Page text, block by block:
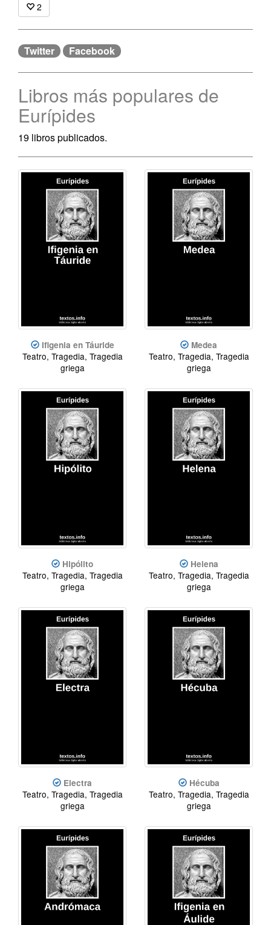
2
Twitter Facebook
Libros más populares de
Eurípides
19 libros publicados.
Ifigenia en Táuride
Teatro, Tragedia, Tragedia
griega
Medea
Teatro, Tragedia, Tragedia
griega
Hipólito
Teatro, Tragedia, Tragedia
griega
Helena
Teatro, Tragedia, Tragedia
griega
Electra
Teatro, Tragedia, Tragedia
griega
Hécuba
Teatro, Tragedia, Tragedia
griega